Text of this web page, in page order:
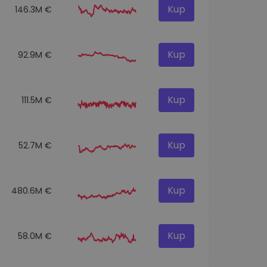
146.3M € Kup
92.9M € Kup
111.5M € Kup
52.7M € Kup
480.6M € Kup
58.0M € Kup